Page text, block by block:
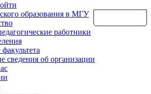
образования в МГУ
работники
сведения об организации